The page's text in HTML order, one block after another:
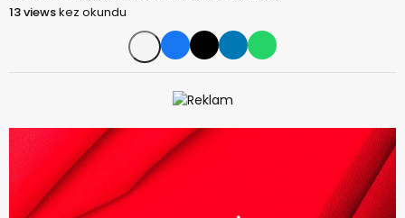
13 viewskez okundu